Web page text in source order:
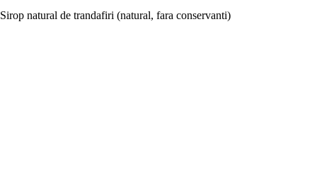
Sirop natural de trandafiri (natural, fara conservanti)